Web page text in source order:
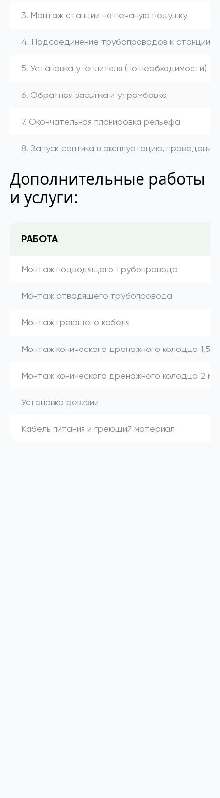
3. Монтаж станции на печаную подушку
4. Подсоединение трубопроводов к станции
5. Установка утеплителя (по необходимости)
6. Обратная засыпка и утрамбовка
7. Окончательная планировка рельефа
8. Запуск септика в эксплуатацию,
Дополнительные работы
и услуги:
РАБОТА
Монтаж подводящего трубопровода
Монтаж отводящего трубопровода
Монтаж греющего кабеля
Монтаж конического дренажного колодца 1,5 м
Монтаж конического дренажного колодца 2 м
Установка ревизии
Кабель питания и греющий материал